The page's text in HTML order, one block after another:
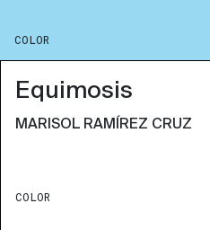
COLOR
Equimosis
MARISOL RAMÍREZ CRUZ
COLOR